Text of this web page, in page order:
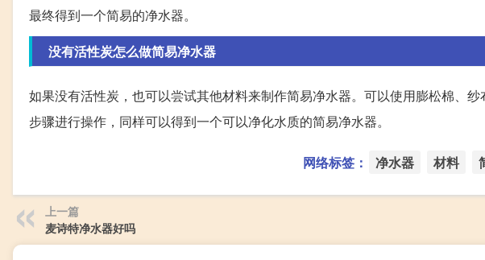
最终得到一个简易的净水器。
没有活性炭怎么做简易净水器
如果没有活性炭，也可以尝试其他材料来制作简易净水器。可以使用膨松棉、
步骤进行操作，同样可以得到一个可以净化水质的简易净水器。
网络标签： 净水器 材料
上一篇
麦诗特净水器好吗